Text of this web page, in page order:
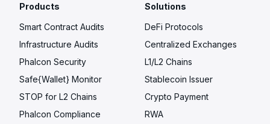
Products
Smart Contract Audits
Infrastructure Audits
Phalcon Security
Safe{Wallet} Monitor
STOP for L2 Chains
Phalcon Compliance
Solutions
DeFi Protocols
Centralized Exchanges
L1/L2 Chains
Stablecoin Issuer
Crypto Payment
RWA